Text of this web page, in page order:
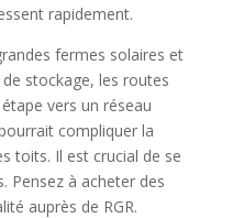
rapidement.
fermes solaires et
stockage, les routes
vers un réseau
compliquer la
toits. Il est crucial de se
Pensez à acheter des
auprès de RGR.